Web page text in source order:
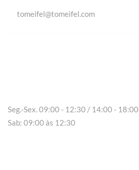
tomeifel@tomeifel.com
Seg.-Sex. 09:00 - 12:30 / 14:00 - 18:00
Sab: 09:00 às 12:30